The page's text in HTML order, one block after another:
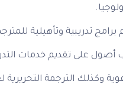
برامج تدريبية وتأهيلية
أصول على تقديم خدمات
وكذلك الترجمة التحريرية